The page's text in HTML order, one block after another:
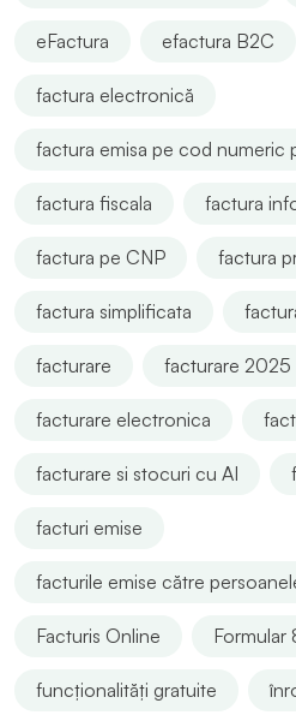
eFactura efactura B2C
factura electronică
factura emisa pe cod numeric
factura fiscala factura
factura pe CNP factura
factura simplificata
facturare facturare 2025
facturare electronica
facturare si stocuri cu AI
facturi emise
facturile emise către
Facturis Online Formular
funcționalități gratuite